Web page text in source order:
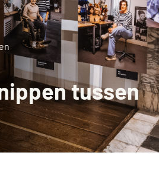
tussen